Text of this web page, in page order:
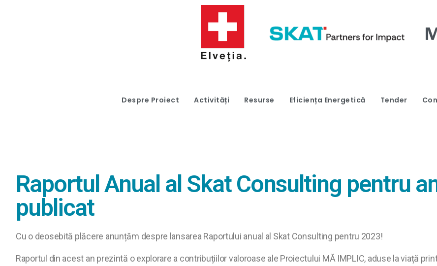
Despre Proiect Activități Resurse Eficiența Energetică Tender
Raportul Anual al Skat Consulting pentru
publicat
Cu o deosebită plăcere anunțăm despre lansarea Raportului anual al Skat Consulting pentru 2023!
Raportul din acest an prezintă o explorare a contribuțiilor valoroase ale Proiectului MĂ IMPLIC, aduse la viață